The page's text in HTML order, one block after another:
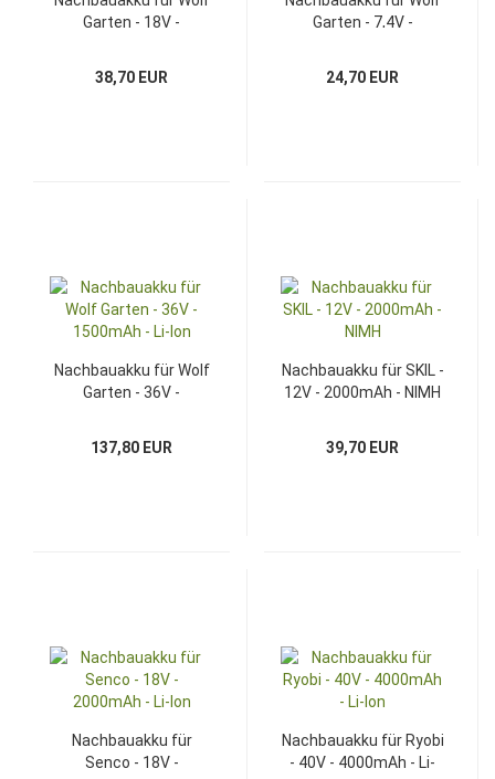
Garten - 18V -
38,70 EUR
Garten - 7,4V -
24,70 EUR
Nachbauakku für Wolf
Garten - 36V -
137,80 EUR
Nachbauakku für SKIL -
12V - 2000mAh - NIMH
39,70 EUR
Nachbauakku für
Senco - 18V -
Nachbauakku für Ryobi
- 40V - 4000mAh - Li-